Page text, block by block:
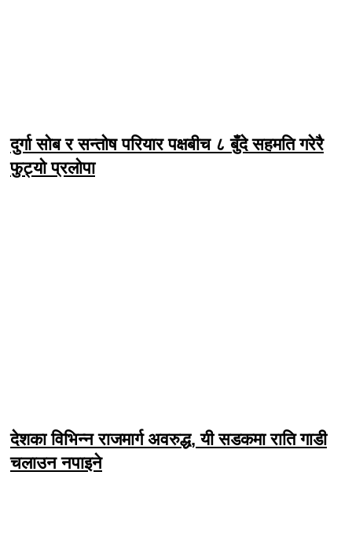
दुर्गा सोब र सन्तोष परियार पक्षबीच ८ बुँदे सहमति गरेरै
फुट्यो प्रलोपा
देशका विभिन्न राजमार्ग अवरुद्ध, यी सडकमा राति गाडी
चलाउन नपाइने